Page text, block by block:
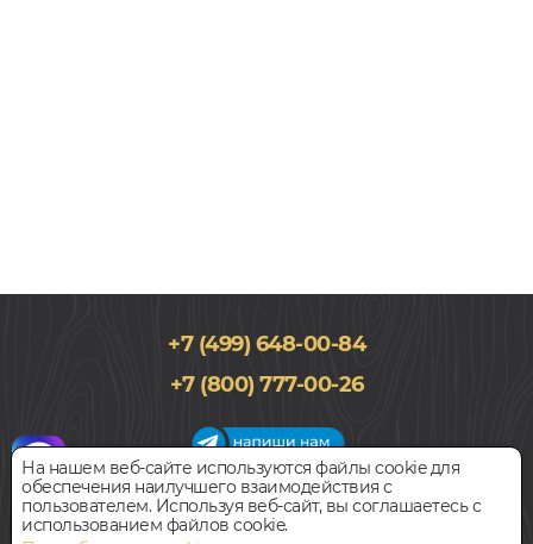
+7 (499) 648-00-84
+7 (800) 777-00-26
График работы салона
Пн-Вс с 09:00 до 21:00
Наш адрес:127018, г. Москва,
На нашем веб-сайте используются файлы cookie для
обеспечения наилучшего взаимодействия с
пользователем. Используя веб-сайт, вы соглашаетесь с
использованием файлов cookie.